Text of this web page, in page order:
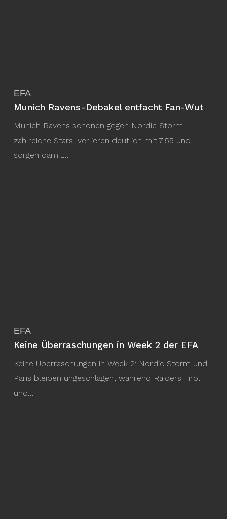
EFA
Munich Ravens-Debakel entfacht Fan-Wut
Munich Ravens schonen gegen Nordic Storm
zahlreiche Stars, verlieren deutlich mit 7:55 und
sorgen damit…
EFA
Keine Überraschungen in Week 2 der EFA
Keine Überraschungen in Week 2: Nordic Storm und
Paris bleiben ungeschlagen, während Raiders Tirol
und…